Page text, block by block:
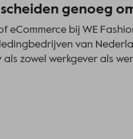
genoeg
eCommerce bij WE
van
zowel werkgever als